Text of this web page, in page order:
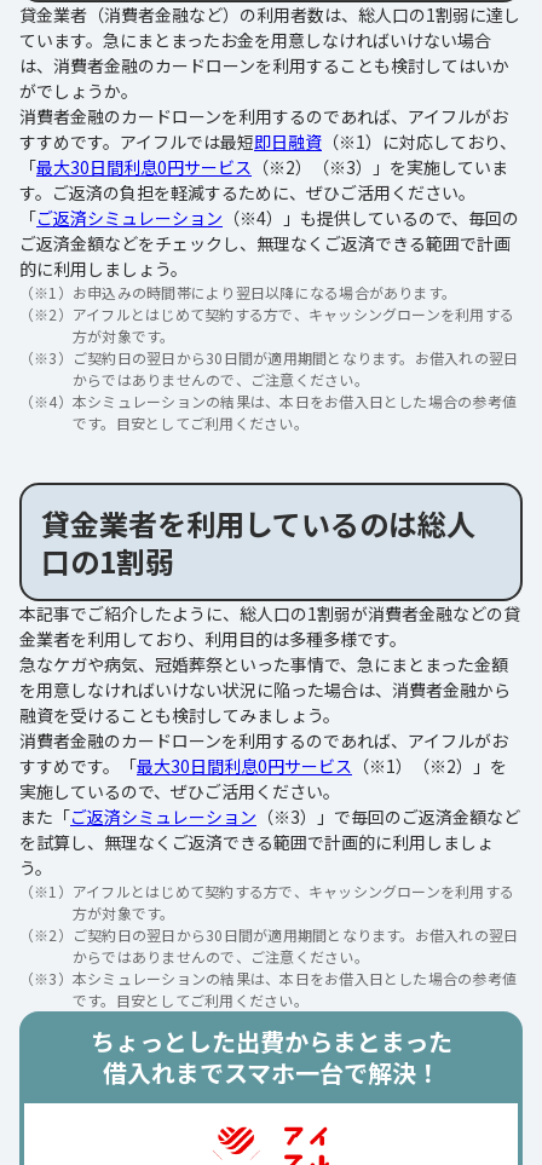
貸金業者（消費者金融など）の利用者数は、総人口の1割弱に達し
ています。急にまとまったお金を用意しなければいけない場合
は、消費者金融のカードローンを利用することも検討してはいか
がでしょうか。
消費者金融のカードローンを利用するのであれば、アイフルがお
すすめです。アイフルでは最短即日融資 （※1）に対応しており、
「最大30日間利息0円サービス （※2）（※3）」を実施していま
す。ご返済の負担を軽減するために、ぜひご活用ください。
「ご返済シミュレーション （※4）」も提供しているので、毎回の
ご返済金額などをチェックし、無理なくご返済できる範囲で計画
的に利用しましょう。
（※1） お申込みの時間帯により翌日以降になる場合があります。
（※2） アイフルとはじめて契約する方で、キャッシングローンを利用する
方が対象です。
（※3） ご契約日の翌日から30日間が適用期間となります。お借入れの翌日
からではありませんので、ご注意ください。
（※4） 本シミュレーションの結果は、本日をお借入日とした場合の参考値
です。目安としてご利用ください。
貸金業者を利用しているのは総人
口の1割弱
本記事でご紹介したように、総人口の1割弱が消費者金融などの貸
金業者を利用しており、利用目的は多種多様です。
急なケガや病気、冠婚葬祭といった事情で、急にまとまった金額
を用意しなければいけない状況に陥った場合は、消費者金融から
融資を受けることも検討してみましょう。
消費者金融のカードローンを利用するのであれば、アイフルがお
すすめです。「最大30日間利息0円サービス （※1）（※2）」を
実施しているので、ぜひご活用ください。
また「ご返済シミュレーション （※3）」で毎回のご返済金額など
を試算し、無理なくご返済できる範囲で計画的に利用しましょ
う。
（※1） アイフルとはじめて契約する方で、キャッシングローンを利用する
方が対象です。
（※2） ご契約日の翌日から30日間が適用期間となります。お借入れの翌日
からではありませんので、ご注意ください。
（※3） 本シミュレーションの結果は、本日をお借入日とした場合の参考値
です。目安としてご利用ください。
ちょっとした出費からまとまった
借入れまでスマホ一台で解決！